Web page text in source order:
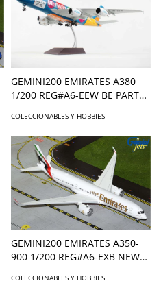
GEMINI200 EMIRATES A380
1/200 REG#A6-EEW BE PART
COLECCIONABLES Y HOBBIES
GEMINI200 EMIRATES A350-
900 1/200 REG#A6-EXB NEW
COLECCIONABLES Y HOBBIES